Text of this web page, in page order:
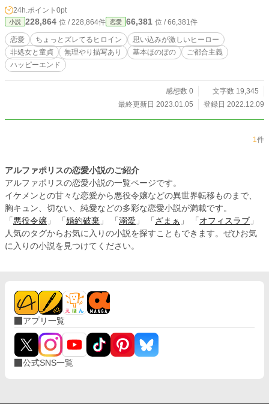
24h.ポイント 0pt
小説 228,864 位 / 228,864件 恋愛 66,381 位 / 66,381件
恋愛 ちょっとズレてるヒロイン
思い込みが激しいヒーロー
非処女と童貞
無理やり描写あり 基本ほのぼの
ご都合主義
ハッピーエンド
感想数 0
文字数 19,345
最終更新日 2023.01.05
登録日 2022.12.09
1件
アルファポリスの恋愛小説のご紹介
アルファポリスの恋愛小説の一覧ページです。
イケメンとの甘々な恋愛から悪役令嬢などの異世界転移ものまで、
胸キュン、切ない、純愛などの多彩な恋愛小説が満載です。
「 悪役令嬢 」 「 婚約破棄 」 「 溺愛 」 「 ざまぁ 」 「 オフィスラブ 」
人気のタグからお気に入りの小説を探すこともできます。ぜひお気
に入りの小説を見つけてください。
アプリ一覧
公式SNS一覧